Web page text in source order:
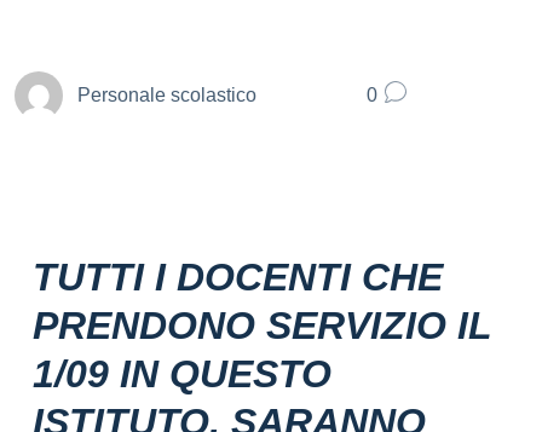
Personale scolastico 0
TUTTI I DOCENTI CHE
PRENDONO SERVIZIO IL
1/09 IN QUESTO
ISTITUTO, SARANNO